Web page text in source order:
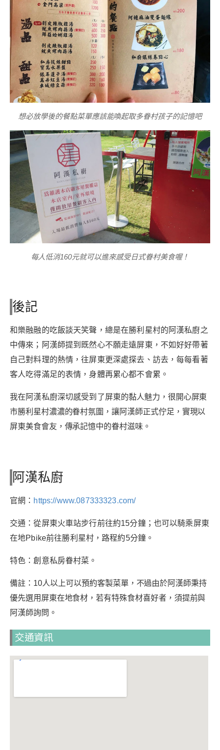
想必放學後的餐點菜單應該能喚起取多眷村孩子的記憶吧
每人低消160元就可以進來感受日式眷村美食喔！
後記
和樂融融的吃飯談天笑聲，總是在勝利星村的阿漢私廚之
中傳來；阿漢師提到既然心不願走遠屏東，不如好好帶著
自己對料理的熱情，往屏東更深處探去、訪去，每每看著
客人吃得滿足的表情，身體再累心都不會累。
我在阿漢私廚深切感受到了屏東的黏人魅力，很開心屏東
市勝利星村濃濃的眷村氛圍，讓阿漢師正式佇足，實現以
屏東美食會友，傳承記憶中的眷村滋味。
阿漢私廚
官網： https://www.087333323.com/
交通：從屏東火車站步行前往約15分鐘；也可以騎乘屏東
在地Pbike前往勝利星村，路程約5分鐘。
特色：創意私房眷村菜。
備註： 10人以上可以預約客製菜單，不過由於阿漢師秉持
優先選用屏東在地食材，若有特殊食材喜好者，須提前與
阿漢師詢問。
交通資訊